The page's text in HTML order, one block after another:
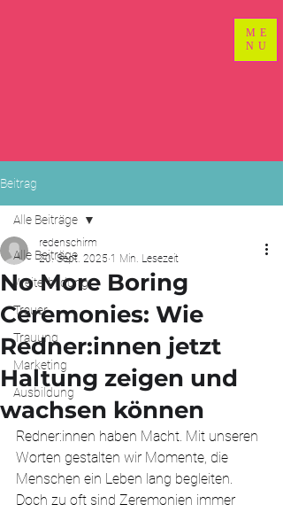
ME
NU
Beitrag
Alle Beiträge
Weiterbildung
Trauer
Trauung
Marketing
Ausbildung
Alle Beiträge
No More Boring
Ceremonies: Wie
Redner:innen jetzt
Haltung zeigen und
wachsen können
redenschirm
20. Sept. 2025 1 Min. Lesezeit
Redner:innen haben Macht. Mit unseren
Worten gestalten wir Momente, die
Menschen ein Leben lang begleiten.
Doch zu oft sind Zeremonien immer